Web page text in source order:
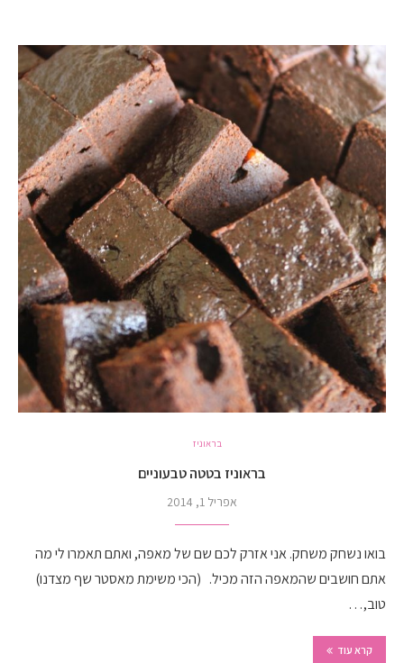
בראוניז
בראוניז בטטה טבעוניים
אפריל 1, 2014
בואו נשחק משחק. אני אזרק לכם שם של מאפה, ואתם תאמרו לי מה
אתם חושבים שהמאפה הזה מכיל. (הכי משימת מאסטר שף מצדנו)
טוב,…
קרא עוד